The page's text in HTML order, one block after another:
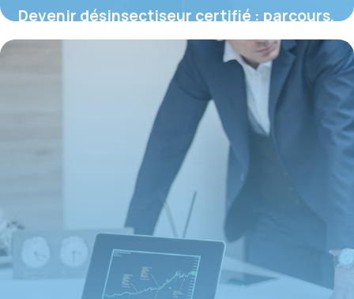
Devenir désinsectiseur certifié : parcours,
compétences et spécificités du métier